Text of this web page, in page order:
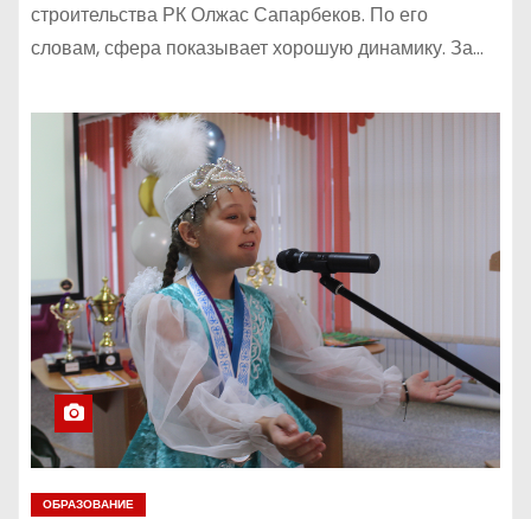
строительства РК Олжас Сапарбеков. По его
словам, сфера показывает хорошую динамику. За…
ОБРАЗОВАНИЕ